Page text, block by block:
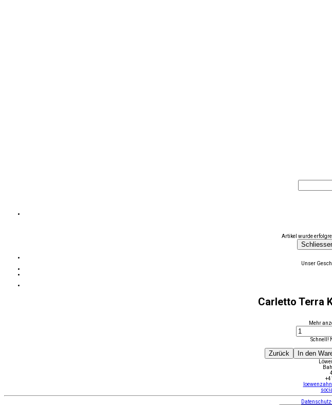
Artikel wurde
Unser
Carletto Terra
Mehr
Schnell!
Zurück In den